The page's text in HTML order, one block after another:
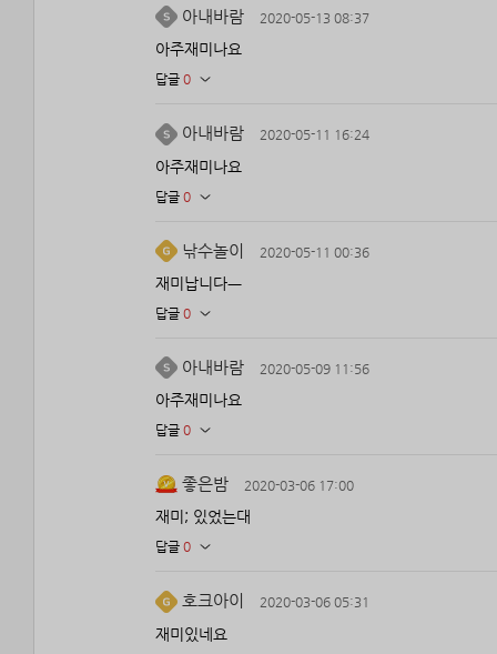
아내바람 2020-05-13 08:37
아주재미나요
답글 0
아내바람 2020-05-11 16:24
아주재미나요
답글 0
낚수놀이 2020-05-11 00:36
재미납니다ㅡ
답글 0
아내바람 2020-05-09 11:56
아주재미나요
답글 0
좋은밤 2020-03-06 17:00
재미; 있었는대
답글 0
호크아이 2020-03-06 05:31
재미있네요